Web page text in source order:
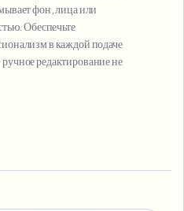
фон, лица или
Обеспечьте
в каждой подаче
редактирование не